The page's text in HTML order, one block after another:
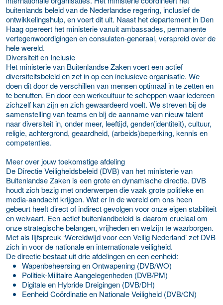
buitenlands beleid van de Nederlandse regering, inclusief de
ontwikkelingshulp, en voert dit uit. Naast het departement in Den
Haag opereert het ministerie vanuit ambassades, permanente
vertegenwoordigingen en consulaten-generaal, verspreid over de
hele wereld.
Diversiteit en Inclusie
Het ministerie van Buitenlandse Zaken voert een actief
diversiteitsbeleid en zet in op een inclusieve organisatie. We
doen dit door de verschillen van mensen optimaal in te zetten en
te benutten. En door een werkcultuur te scheppen waar iedereen
zichzelf kan zijn en zich gewaardeerd voelt. We streven bij de
samenstelling van teams en bij de aanname van nieuw talent
naar diversiteit in, onder meer, leeftijd, gender(identiteit), cultuur,
religie, achtergrond, geaardheid, (arbeids)beperking, kennis en
competenties.
Meer over jouw toekomstige afdeling
De Directie Veiligheidsbeleid (DVB) van het ministerie van
Buitenlandse Zaken is een grote en dynamische directie. DVB
houdt zich bezig met onderwerpen die vaak grote politieke en
media-aandacht krijgen. Wat er in de wereld om ons heen
gebeurt heeft direct of indirect gevolgen voor onze eigen stabiliteit
en welvaart. Een actief buitenlandbeleid is daarom cruciaal om
onze strategische belangen, vrijheden en welzijn te waarborgen.
Met als lijfspreuk ‘Wereldwijd voor een Veilig Nederland’ zet DVB
zich in voor de nationale en internationale veiligheid.
De directie bestaat uit drie afdelingen en een eenheid:
Wapenbeheersing en Ontwapening (DVB/WO)
Politiek-Militaire Aangelegenheden (DVB/PM)
Digitale en Hybride Dreigingen (DVB/DH)
Eenheid Coördinatie en Nationale Veiligheid (DVB/CN)